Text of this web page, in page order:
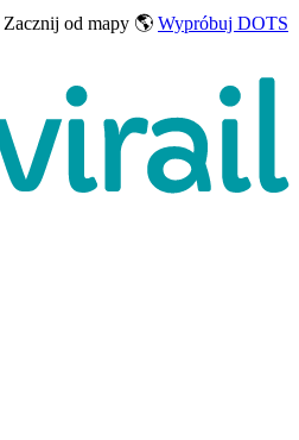
Zacznij od mapy 🌎 Wypróbuj DOTS